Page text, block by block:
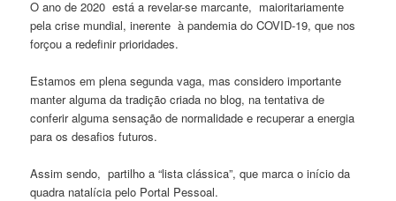
O ano de 2020 está a revelar-se marcante, maioritariamente
pela crise mundial, inerente à pandemia do COVID-19, que nos
forçou a redefinir prioridades.
Estamos em plena segunda vaga, mas considero importante
manter alguma da tradição criada no blog, na tentativa de
conferir alguma sensação de normalidade e recuperar a energia
para os desafios futuros.
Assim sendo, partilho a “lista clássica”, que marca o início da
quadra natalícia pelo Portal Pessoal.